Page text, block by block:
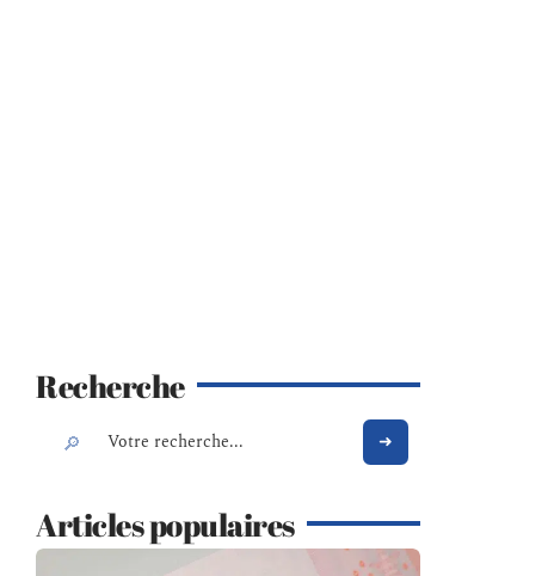
Recherche
Articles populaires